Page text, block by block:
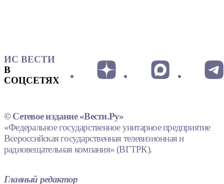
ИС ВЕСТИ
В
СОЦСЕТЯХ
© Сетевое издание «Вести.Ру»
«Федеральное государственное унитарное предприятие
Всероссийская государственная телевизионная и
радиовещательная компания» (ВГТРК).
Главный редактор